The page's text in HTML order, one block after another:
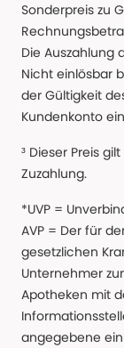
Sonderpreis zu
Die Auszahlung
Nicht einlösbar
der Gültigkeit
Kundenkonto
³ Dieser Preis
Zuzahlung.
*UVP =
AVP = Der für
gesetzlichen
Unternehmer
Apotheken mit
angegebene